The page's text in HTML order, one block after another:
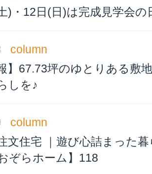
)・12日(日)は完成見学会の
column
】67.73坪のゆとりある敷
しを♪
column
文住宅 ｜遊び心詰まった
ぞらホーム】118